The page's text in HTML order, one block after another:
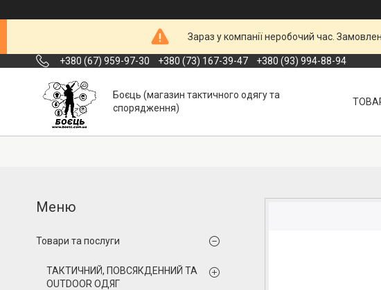
Зараз у компанії неробочий час.
+380 (67) 959-97-30 +380 (73) 167-39-47 +380 (93) 994-88-94
Боєць (магазин тактичного одягу та
спорядження)
Товари та послуги
ТАКТИЧНИЙ, ПОВСЯКДЕННИЙ ТА
OUTDOOR ОДЯГ